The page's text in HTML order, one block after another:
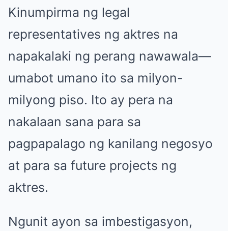
Kinumpirma ng legal
representatives ng aktres na
napakalaki ng perang nawawala—
umabot umano ito sa milyon-
milyong piso. Ito ay pera na
nakalaan sana para sa
pagpapalago ng kanilang negosyo
at para sa future projects ng
aktres.
Ngunit ayon sa imbestigasyon,